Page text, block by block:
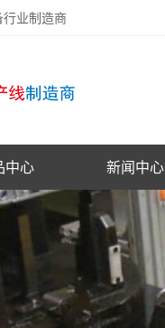
业制造商
中心 新闻中心